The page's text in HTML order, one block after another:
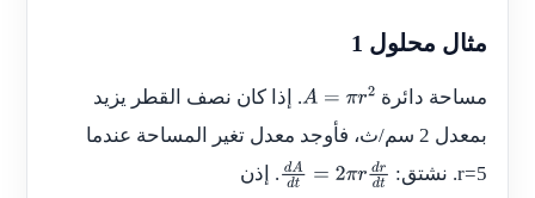
مثال محلول 1
مساحة دائرة A =π r2
. إذا كان نصف القطر يزيد
بمعدل 2سم/ث، فأوجد معدل تغير المساحة عندما
r=5. نشتق: dA dt=2πrdr
. إذن